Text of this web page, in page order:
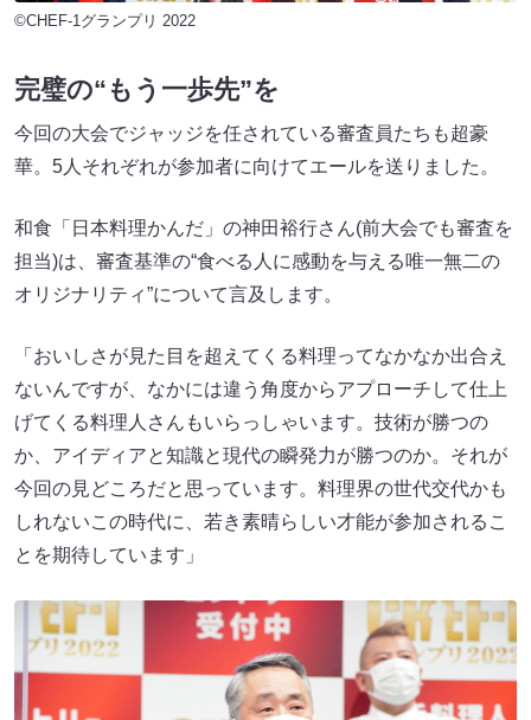
©CHEF-1グランプリ 2022
完璧の“もう一歩先”を
今回の大会でジャッジを任されている審査員たちも超豪
華。5人それぞれが参加者に向けてエールを送りました。
和食「日本料理かんだ」の神田裕行さん(前大会でも審査を
担当)は、審査基準の“食べる人に感動を与える唯一無二の
オリジナリティ”について言及します。
「おいしさが見た目を超えてくる料理ってなかなか出合え
ないんですが、なかには違う角度からアプローチして仕上
げてくる料理人さんもいらっしゃいます。技術が勝つの
か、アイディアと知識と現代の瞬発力が勝つのか。それが
今回の見どころだと思っています。料理界の世代交代かも
しれないこの時代に、若き素晴らしい才能が参加されるこ
とを期待しています」